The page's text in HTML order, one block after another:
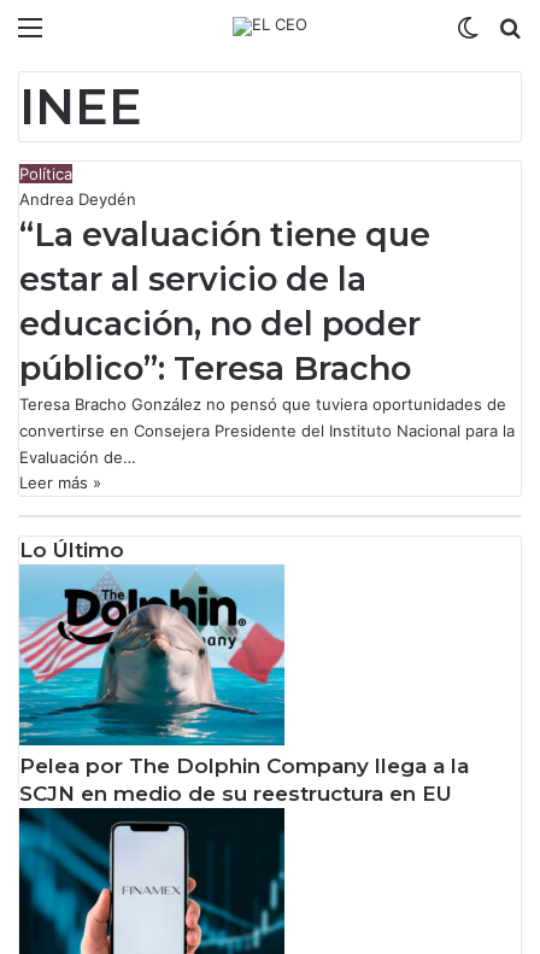
INEE
Política
Andrea Deydén
“La evaluación tiene que
estar al servicio de la
educación, no del poder
público”: Teresa Bracho
Teresa Bracho González no pensó que tuviera oportunidades de
convertirse en Consejera Presidente del Instituto Nacional para la
Evaluación de…
Leer más »
Lo Último
Pelea por The Dolphin Company llega a la
SCJN en medio de su reestructura en EU